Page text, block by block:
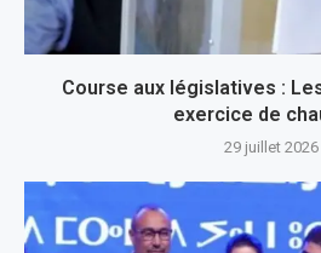
Course aux législatives :
exercice de
29 juillet 2026